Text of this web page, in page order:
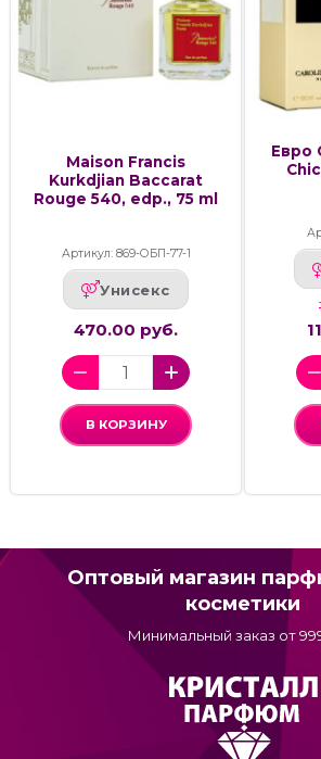
Maison Francis
Kurkdjian Baccarat
Rouge 540, edp., 75 ml
Артикул: 869-ОБП-77-1
Унисекс
470.00 руб.
В КОРЗИНУ
Евро
Оптовый магазин
косметики
Минимальный заказ от